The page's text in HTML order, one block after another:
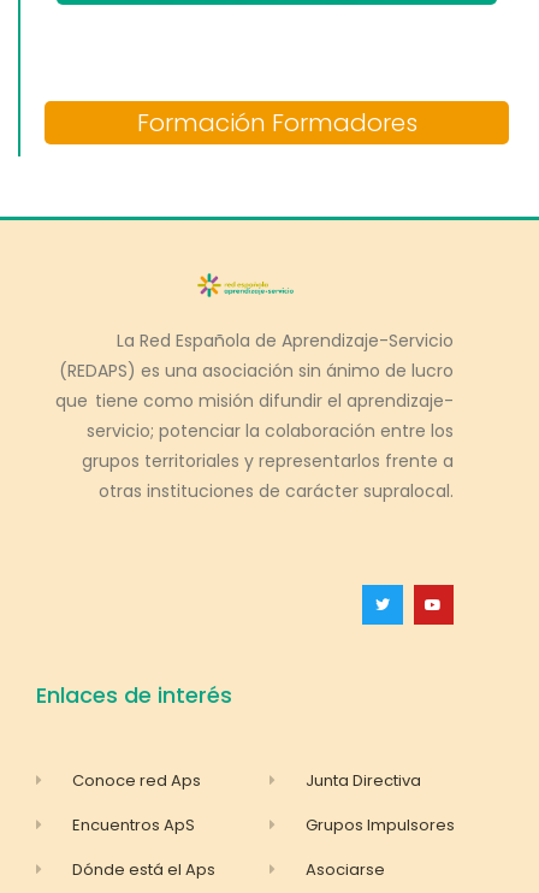
Formación Formadores
La Red Española de Aprendizaje-Servicio
(REDAPS) es una asociación sin ánimo de lucro
que tiene como misión difundir el aprendizaje-
servicio; potenciar la colaboración entre los
grupos territoriales y representarlos frente a
otras instituciones de carácter supralocal.
Enlaces de interés
Conoce red Aps
Encuentros ApS
Dónde está el Aps
Junta Directiva
Grupos Impulsores
Asociarse